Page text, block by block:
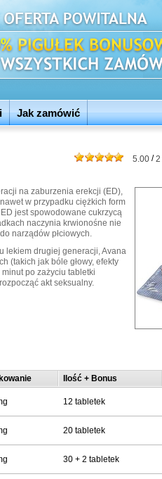
Jak zamówić
5.00 /2
na zaburzenia erekcji (ED),
w przypadku ciężkich form
jest spowodowane cukrzycą
naczynia krwionośne nie
narządów płciowych.
lekiem drugiej generacji, Avana
(takich jak bóle głowy, efekty
po zażyciu tabletki
akt seksualny.
Ilość + Bonus
12 tabletek
20 tabletek
30 + 2 tabletek